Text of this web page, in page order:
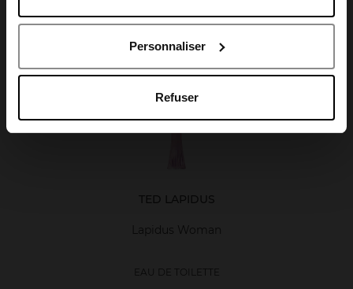
Personnaliser
Refuser
Oublié quelque chose ?
TED LAPIDUS
Lapidus Woman
EAU DE TOILETTE
April Luxembourg